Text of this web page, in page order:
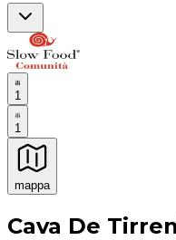
1
1
mappa
Esperienze culinarie
Cava De